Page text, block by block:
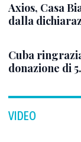
Axios, Casa
dalla
Cuba
donazione di
VIDEO